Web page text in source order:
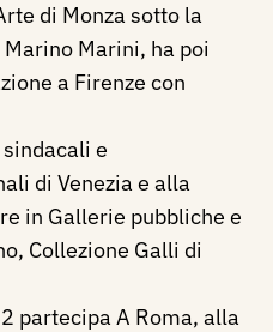
di Monza sotto la
Marini, ha poi
a Firenze con
e
di Venezia e alla
in Gallerie pubbliche e
Collezione Galli di
partecipa A Roma, alla